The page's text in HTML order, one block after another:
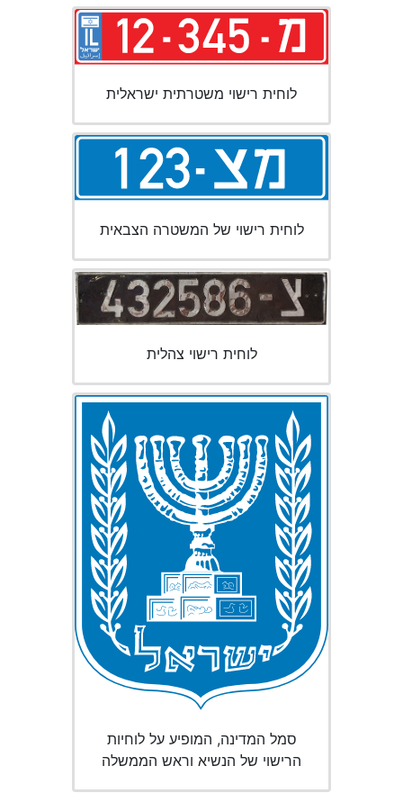
לוחית רישוי משטרתית ישראלית
לוחית רישוי של המשטרה הצבאית
לוחית רישוי צהלית
סמל המדינה, המופיע על לוחיות
הרישוי של הנשיא וראש הממשלה